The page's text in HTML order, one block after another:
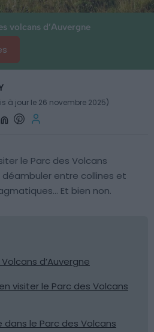
volcans d’Auvergne
à jour le 26 novembre 2025)
le Parc des Volcans
déambuler entre collines et
Et bien non.
d’Auvergne
visiter le Parc des Volcans
le Parc des Volcans